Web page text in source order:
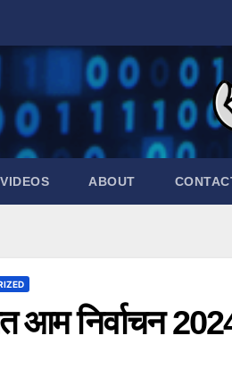
VIDEOS ABOUT
आम निर्वाचन